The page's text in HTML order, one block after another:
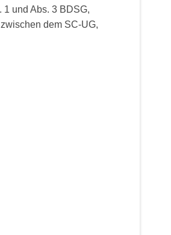
und Abs. 3 BDSG,
dem SC-UG,